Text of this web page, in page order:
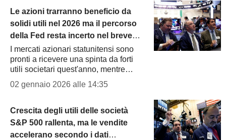
Le azioni trarranno beneficio da
solidi utili nel 2026 ma il percorso
della Fed resta incerto nel breve
termine, secondo gli analisti
I mercati azionari statunitensi sono
pronti a ricevere una spinta da forti
utili societari quest'anno, mentre
proseguono gli investimenti
nell'intelligenza artificiale, anche se
02 gennaio 2026 alle 14:35
Crescita degli utili delle società
S&P 500 rallenta, ma le vendite
accelerano secondo i dati